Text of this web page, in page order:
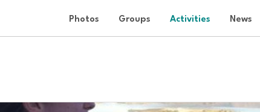
Photos Groups Activities News